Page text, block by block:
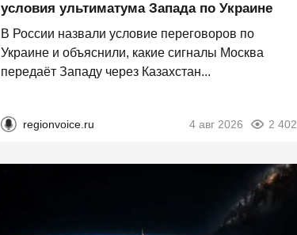
условия ультиматума Запада по Украине
В России назвали условие переговоров по
Украине и объяснили, какие сигналы Москва
передаёт Западу через Казахстан...
regionvoice.ru 4 авг 2026 2 402